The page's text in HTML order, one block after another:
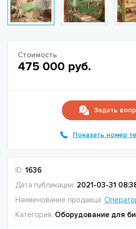
Стоимость
475 000 руб.
Задать
Показать номер
ID: 1636
Дата публикации: 2021-03-31
Наименование продавца:
Категория: Оборудование для